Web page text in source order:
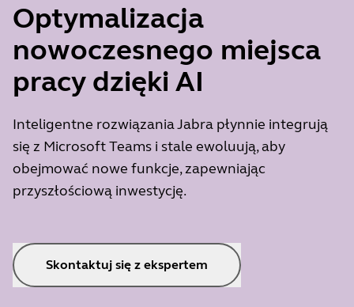
Optymalizacja
nowoczesnego miejsca
pracy dzięki AI
Inteligentne rozwiązania Jabra płynnie integrują
się z Microsoft Teams i stale ewoluują, aby
obejmować nowe funkcje, zapewniając
przyszłościową inwestycję.
Skontaktuj się z ekspertem